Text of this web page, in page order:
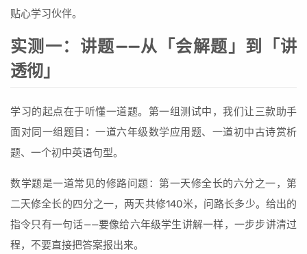
贴心学习伙伴。
实测一：讲题——从「会解题」到「讲
透彻」
学习的起点在于听懂一道题。第一组测试中，我们让三款助手
面对同一组题目：一道六年级数学应用题、一道初中古诗赏析
题、一个初中英语句型。
数学题是一道常见的修路问题：第一天修全长的六分之一，第
二天修全长的四分之一，两天共修140米，问路长多少。给出的
指令只有一句话——要像给六年级学生讲解一样，一步步讲清过
程，不要直接把答案报出来。